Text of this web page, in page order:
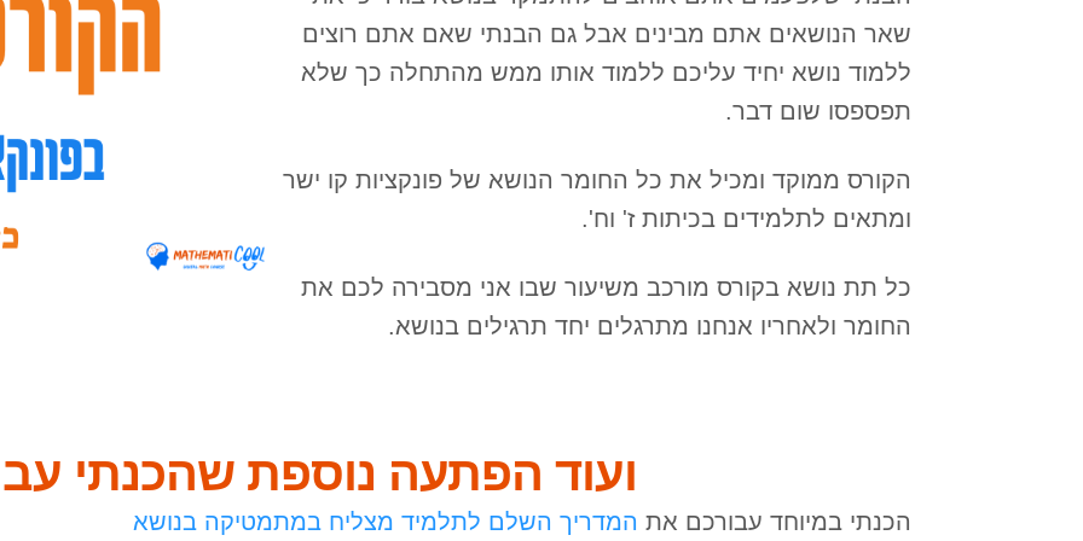
שאר הנושאים אתם מבינים אבל גם הבנתי שאם אתם רוצים
ללמוד נושא יחיד עליכם ללמוד אותו ממש מהתחלה כך שלא
תפספסו שום דבר.
הקורס ממוקד ומכיל את כל החומר הנושא של פונקציות קו ישר
ומתאים לתלמידים בכיתות ז' וח'.
כל תת נושא בקורס מורכב משיעור שבו אני מסבירה לכם את
החומר ולאחריו אנחנו מתרגלים יחד תרגילים בנושא.
ועוד הפתעה נוספת שהכנתי
הכנתי במיוחד עבורכם את המדריך השלם לתלמיד מצליח במתמטיקה בנושא